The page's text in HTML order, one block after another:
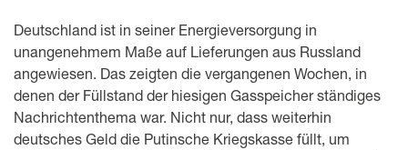
Deutschland ist in seiner Energieversorgung in
unangenehmem Maße auf Lieferungen aus Russland
angewiesen. Das zeigten die vergangenen Wochen, in
denen der Füllstand der hiesigen Gasspeicher ständiges
Nachrichtenthema war. Nicht nur, dass weiterhin
deutsches Geld die Putinsche Kriegskasse füllt, um